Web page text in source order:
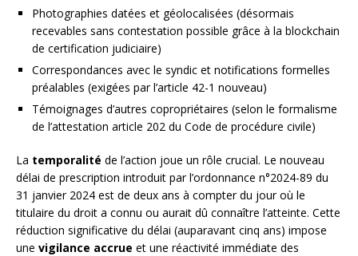
Photographies datées et géolocalisées (désormais
recevables sans contestation possible grâce à la blockchain
de certification judiciaire)
Correspondances avec le syndic et notifications formelles
préalables (exigées par l’article 42-1 nouveau)
Témoignages d’autres copropriétaires (selon le formalisme
de l’attestation article 202 du Code de procédure civile)
La temporalité de l’action joue un rôle crucial. Le nouveau
délai de prescription introduit par l’ordonnance n°2024-89 du
31 janvier 2024 est de deux ans à compter du jour où le
titulaire du droit a connu ou aurait dû connaître l’atteinte. Cette
réduction significative du délai (auparavant cinq ans) impose
une vigilance accrue et une réactivité immédiate des